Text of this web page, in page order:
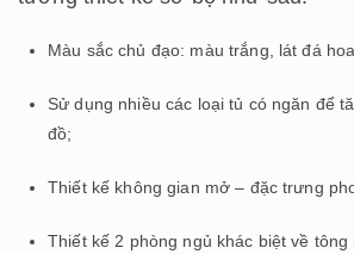
Màu sắc chủ đạo: màu trắng, lát đá
Sử dụng nhiều các loại tủ có ngăn để
đồ;
Thiết kế không gian mở – đặc trưng
Thiết kế 2 phòng ngủ khác biệt về